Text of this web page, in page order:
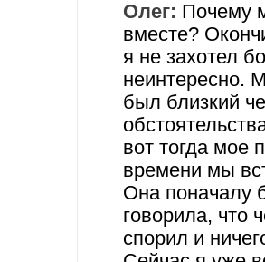
Олег: Почему
вместе?
я не захотел
неинтересно.
был близкий
вот тогда мое
времени мы
Она поначалу
говорила, что
спорил и